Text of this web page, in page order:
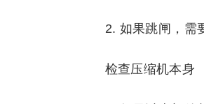
2. 如果跳闸，需
检查压缩机本身